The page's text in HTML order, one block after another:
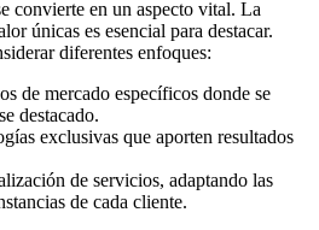
convierte en un aspecto vital. La
únicas es esencial para destacar.
diferentes enfoques:
de mercado específicos donde se
destacado.
exclusivas que aporten resultados
de servicios, adaptando las
de cada cliente.